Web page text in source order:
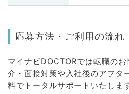
応募方法・ご利用の流れ
マイナビDOCTORでは転職の
介・面接対策や入社後のアフタ
料でトータルサポートいたします